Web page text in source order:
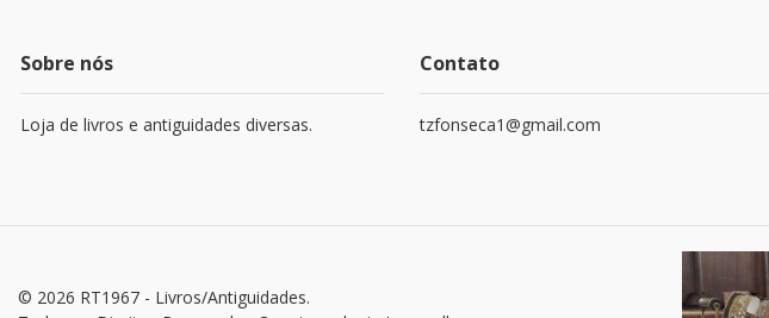
Sobre nós
Loja de livros e antiguidades diversas.
Contato
tzfonseca1@gmail.com
© 2026 RT1967 - Livros/Antiguidades.